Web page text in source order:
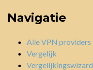
Navigatie
Alle VPN providers
Vergelijk
Vergelijkingswizard